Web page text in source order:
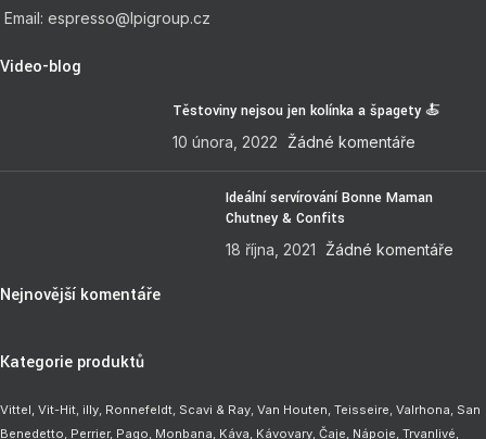
Email: espresso@lpigroup.cz
Video-blog
Těstoviny nejsou jen kolínka a špagety 🍝
10 února, 2022 Žádné komentáře
Ideální servírování Bonne Maman
Chutney & Confits
18 října, 2021 Žádné komentáře
Nejnovější komentáře
Kategorie produktů
Vittel, Vit-Hit illy Ronnefeldt Scavi & Ray Van Houten Teisseire Valrhona San
Benedetto Perrier, Pago Monbana Káva Kávovary Čaje Nápoje Trvanlivé